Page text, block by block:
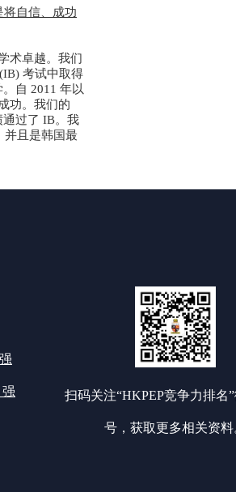
将自信、成功
术卓越。我们
考试中取得
自 2011 年以
功。我们的
通过了 IB。我
并且是韩国最
扫码关注“HKPEP竞争力排名
号，获取更多相关资料